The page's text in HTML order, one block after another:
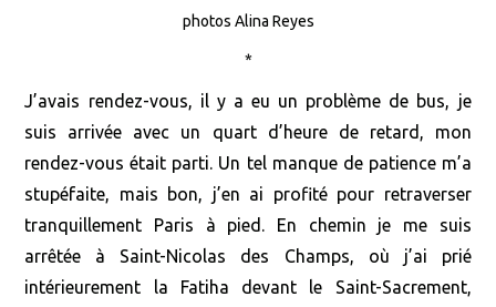
photos Alina Reyes
*
J’avais rendez-vous, il y a eu un problème de bus, je
suis arrivée avec un quart d’heure de retard, mon
rendez-vous était parti. Un tel manque de patience m’a
stupéfaite, mais bon, j’en ai profité pour retraverser
tranquillement Paris à pied. En chemin je me suis
arrêtée à Saint-Nicolas des Champs, où j’ai prié
intérieurement la Fatiha devant le Saint-Sacrement,